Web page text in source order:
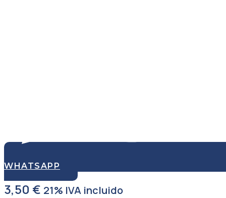
WHATSAPP
3,50 € 21% IVA incluido